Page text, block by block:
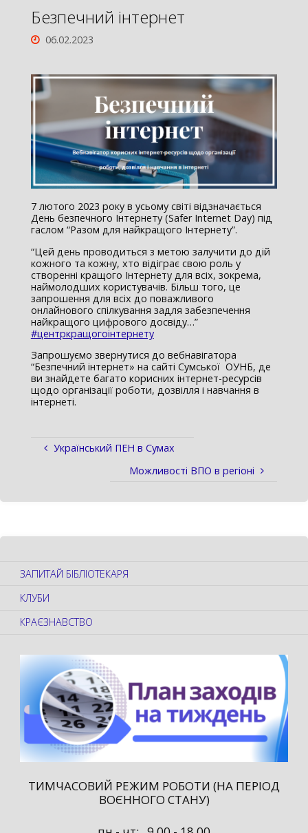
Безпечний інтернет
06.02.2023
7 лютого 2023 року в усьому світі відзначається
День безпечного Інтернету (Safer Internet Day) під
гаслом “Разом для найкращого Інтернету”.
“Цей день проводиться з метою залучити до дій
кожного та кожну, хто відіграє свою роль у
створенні кращого Інтернету для всіх, зокрема,
наймолодших користувачів. Більш того, це
запрошення для всіх до поважливого
онлайнового спілкування задля забезпечення
найкращого цифрового досвіду…”
#центркращогоінтернету
Запрошуємо звернутися до вебнавігатора
“Безпечний інтернет» на сайті Сумської ОУНБ, де
ви знайдете багато корисних інтернет-ресурсів
щодо організації роботи, дозвілля і навчання в
інтернеті.
Український ПЕН в Сумах
Можливості ВПО в регіоні
ЗАПИТАЙ БІБЛІОТЕКАРЯ
КЛУБИ
КРАЄЗНАВСТВО
ТИМЧАСОВИЙ РЕЖИМ РОБОТИ (НА ПЕРІОД
ВОЄННОГО СТАНУ)